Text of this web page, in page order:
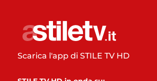
Scarica l'app di STILE TV HD